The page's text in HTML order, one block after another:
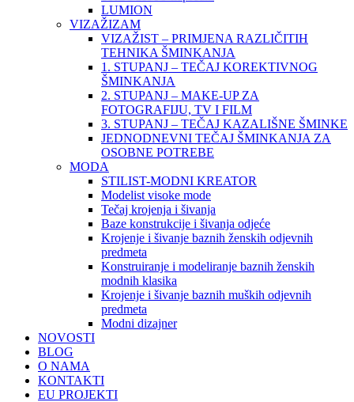
LUMION
VIZAŽIZAM
VIZAŽIST – PRIMJENA RAZLIČITIH
TEHNIKA ŠMINKANJA
1. STUPANJ – TEČAJ KOREKTIVNOG
ŠMINKANJA
2. STUPANJ – MAKE-UP ZA
FOTOGRAFIJU, TV I FILM
3. STUPANJ – TEČAJ KAZALIŠNE ŠMINKE
JEDNODNEVNI TEČAJ ŠMINKANJA ZA
OSOBNE POTREBE
MODA
STILIST-MODNI KREATOR
Modelist visoke mode
Tečaj krojenja i šivanja
Baze konstrukcije i šivanja odjeće
Krojenje i šivanje baznih ženskih odjevnih
predmeta
Konstruiranje i modeliranje baznih ženskih
modnih klasika
Krojenje i šivanje baznih muških odjevnih
predmeta
Modni dizajner
NOVOSTI
BLOG
O NAMA
KONTAKTI
EU PROJEKTI